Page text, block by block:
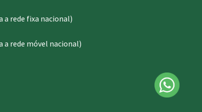
a rede fixa nacional)
a rede móvel nacional)